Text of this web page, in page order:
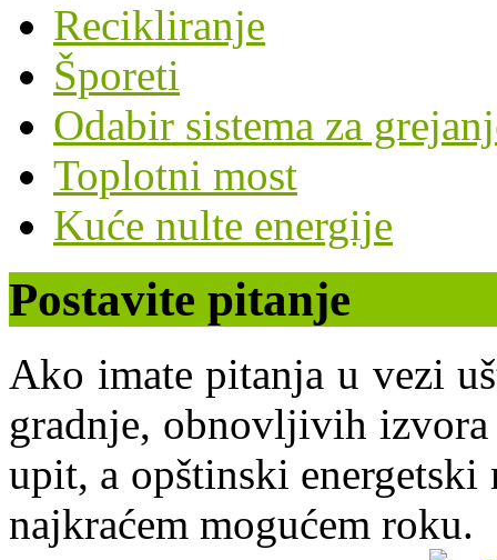
Recikliranje
Šporeti
Odabir sistema za
Toplotni most
Kuće nulte energije
Postavite pitanje
Ako imate pitanja u vezi
gradnje, obnovljivih izvora
upit, a opštinski energetski
najkraćem mogućem roku.